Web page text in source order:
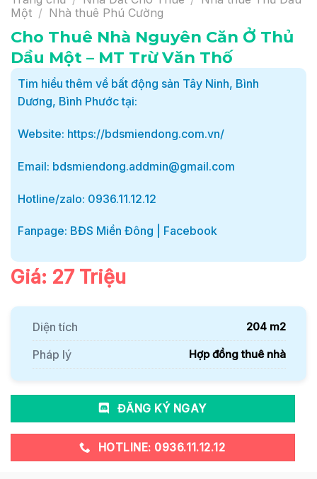
Một / Nhà thuê Phú Cường
Cho Thuê Nhà Nguyên Căn Ở Thủ
Dầu Một – MT Trừ Văn Thố
Tim hiểu thêm về bất động sản Tây Ninh, Bình
Dương, Bình Phước tại:
Website: https://bdsmiendong.com.vn/
Email: bdsmiendong.addmin@gmail.com
Hotline/zalo: 0936.11.12.12
Fanpage: BĐS Miền Đông | Facebook
Giá: 27 Triệu
Diện tích 204 m2
Pháp lý Hợp đồng thuê nhà
ĐĂNG KÝ NGAY
HOTLINE: 0936.11.12.12